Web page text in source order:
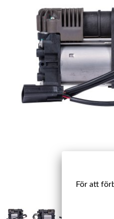
För att